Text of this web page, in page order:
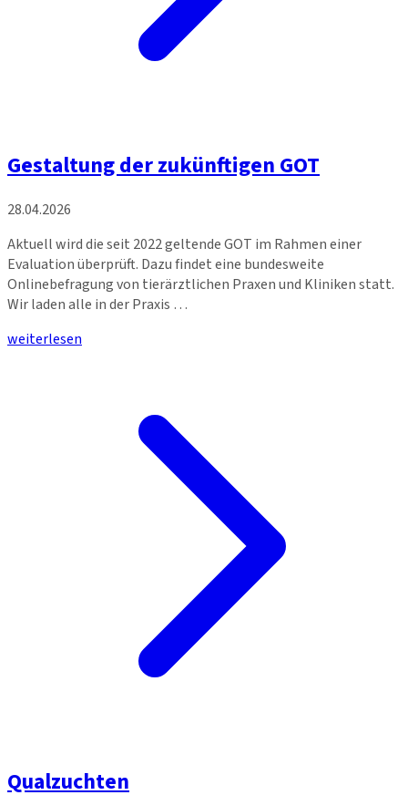
Gestaltung der zukünftigen GOT
28.04.2026
Aktuell wird die seit 2022 geltende GOT im Rahmen einer
Evaluation überprüft. Dazu findet eine bundesweite
Onlinebefragung von tierärztlichen Praxen und Kliniken statt.
Wir laden alle in der Praxis …
weiterlesen
Qualzuchten